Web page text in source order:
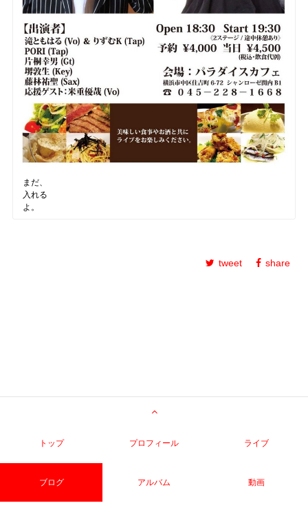
まだ、
入れる
よ。
tweet share
トップ プロフィール ライブ
ブログ アルバム 動画